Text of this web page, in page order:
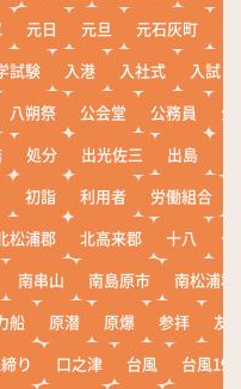
元日 元旦 元石灰町
試験 入港 入社式
入試
八朔祭 公会堂 公務員
公
処分 出光佐三 出島
初詣 利用者 労働組合
松浦郡 北高来郡 十八
十
南串山 南島原市
南松浦郡
船 原潜 原爆 参拝
友
り 口之津 台風
台風19